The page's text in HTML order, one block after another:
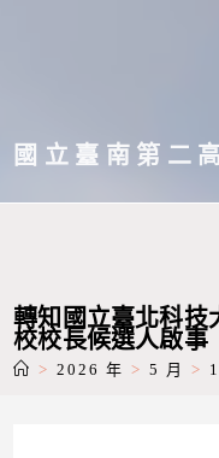
主國立臺南第二
轉知國立臺北科技
校校長候選人啟事
> 2026 年 > 5 月 >